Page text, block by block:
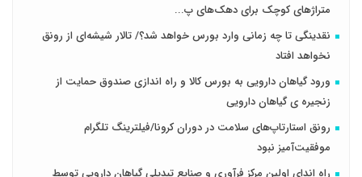
متراژهای کوچک برای دهک‌های پ...
نقدینگی تا چه زمانی وارد بورس خواهد شد؟/ تالار شیشه‌ای از رونق
نخواهد افتاد
ورود گیاهان دارویی به بورس کالا و راه اندازی صندوق حمایت از
زنجیره ی گیاهان دارویی
رونق استارتاپ‌های سلامت در دوران کرونا/فیلترینگ تلگرام
موفقیت‌آمیز نبود
راه اندای اولین مرکز فرآوری و صنایع تبدیلی گیاهان دارویی توسط